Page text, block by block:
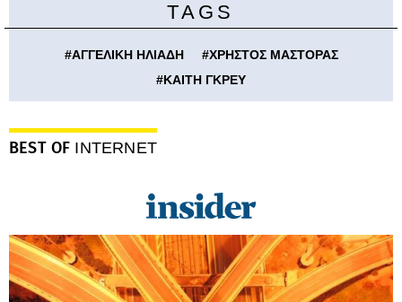
TAGS
#ΑΓΓΕΛΙΚΗ ΗΛΙΑΔΗ #ΧΡΗΣΤΟΣ ΜΑΣΤΟΡΑΣ
#ΚΑΙΤΗ ΓΚΡΕΥ
BEST OF INTERNET